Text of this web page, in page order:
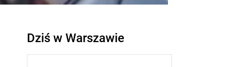
Dziś w Warszawie